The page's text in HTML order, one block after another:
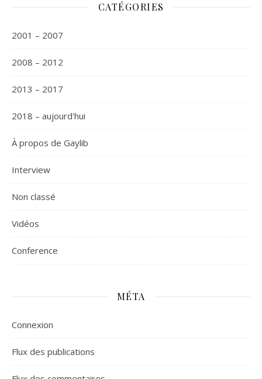
CATÉGORIES
2001 – 2007
2008 – 2012
2013 – 2017
2018 – aujourd'hui
À propos de Gaylib
Interview
Non classé
Vidéos
Сonference
MÉTA
Connexion
Flux des publications